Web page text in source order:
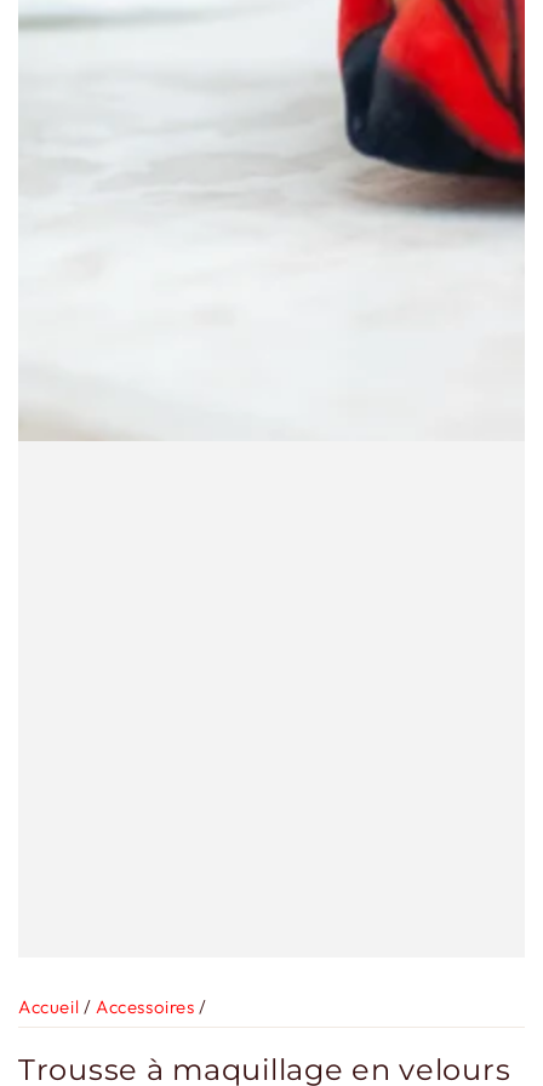
Accueil / Accessoires /
Trousse à maquillage en velours